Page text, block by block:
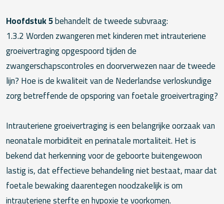
Hoofdstuk 5behandelt de tweede subvraag:
1.3.2 Worden zwangeren met kinderen met intrauteriene
groeivertraging opgespoord tijden de
zwangerschapscontroles en doorverwezen naar de tweede
lijn? Hoe is de kwaliteit van de Nederlandse verloskundige
zorg betreffende de opsporing van foetale groeivertraging?
Intrauteriene groeivertraging is een belangrijke oorzaak van
neonatale morbiditeit en perinatale mortaliteit. Het is
bekend dat herkenning voor de geboorte buitengewoon
lastig is, dat effectieve behandeling niet bestaat, maar dat
foetale bewaking daarentegen noodzakelijk is om
intrauteriene sterfte en hypoxie te voorkomen.